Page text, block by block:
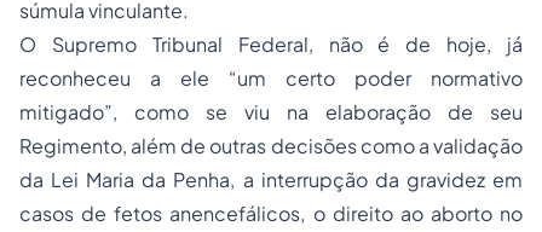
súmula vinculante.
O Supremo Tribunal Federal, não é de hoje, já
reconheceu a ele “um certo poder normativo
mitigado”, como se viu na elaboração de seu
Regimento, além de outras decisões como a validação
da Lei Maria da Penha, a interrupção da gravidez em
casos de fetos anencefálicos, o direito ao aborto no